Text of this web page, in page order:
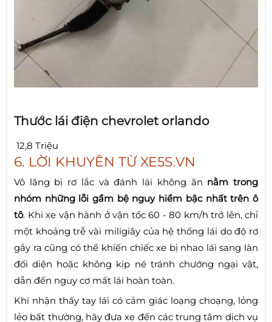
Thước lái điện chevrolet orlando
12,8 Triệu
6. LỜI KHUYÊN TỪ XE5S.VN
Vô lăng bị rơ lắc và đánh lái không ăn nằm trong
nhóm những lỗi gầm bệ nguy hiểm bậc nhất trên ô
tô. Khi xe vận hành ở vận tốc 60 - 80 km/h trở lên, chỉ
một khoảng trễ vài miligiây của hệ thống lái do độ rơ
gây ra cũng có thể khiến chiếc xe bị nhao lái sang làn
đối diện hoặc không kịp né tránh chướng ngại vật,
dẫn đến nguy cơ mất lái hoàn toàn.
Khi nhận thấy tay lái có cảm giác loạng choạng, lỏng
lẻo bất thường, hãy đưa xe đến các trung tâm dịch vụ